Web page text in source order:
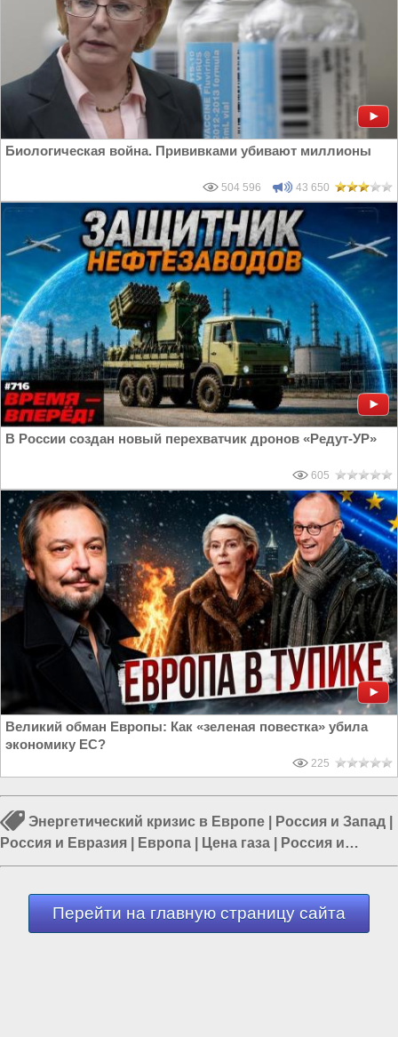
Биологическая война. Прививками убивают миллионы
504 596 43 650
В России создан новый перехватчик дронов «Редут-УР»
605
Великий обман Европы: Как «зеленая повестка» убила
экономику ЕС?
225
Энергетический кризис в Европе Россия и Запад
Россия и Евразия
Европа Цена газа
Россия и
Европа|Россия и ЕС
Перейти на главную страницу сайта